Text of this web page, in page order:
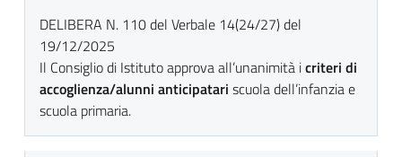
DELIBERA N. 110 del Verbale 14(24/27) del
19/12/2025
Il Consiglio di Istituto approva all’unanimità icriteri di
accoglienza/alunni anticipatari scuola dell’infanzia e
scuola primaria.